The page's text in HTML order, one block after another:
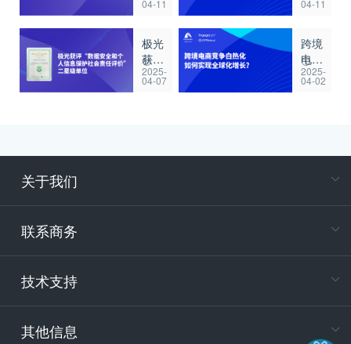
全国
私“智
慧综
治”联
智慧
04-11
亚洲
技术
峰
会，
企业
04-11
极光
获
评“数
据安
保护
2025-
04-07
跨境
电商
竞争
白热
全球
2025-
04-02
关于我们
联系商务
技术支持
其他信息
电
400-